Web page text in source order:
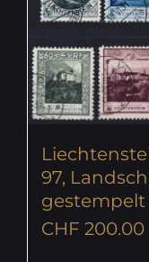
97,
gestempelt
CHF 200.00